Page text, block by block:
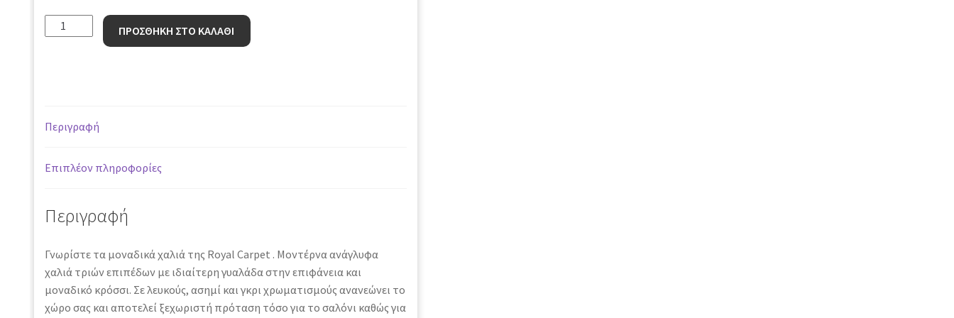
Χαλί
Broadway
230
ποσότητα
ΠΡΟΣΘΗΚΗ ΣΤΟ ΚΑΛΑΘΙ
Περιγραφή
Επιπλέον πληροφορίες
Περιγραφή
Γνωρίστε τα μοναδικά χαλιά της Royal Carpet . Μοντέρνα ανάγλυφα
χαλιά τριών επιπέδων με ιδιαίτερη γυαλάδα στην επιφάνεια και
μοναδικό κρόσσι. Σε λευκούς, ασημί και γκρι χρωματισμούς ανανεώνει το
χώρο σας και αποτελεί ξεχωριστή πρόταση τόσο για το σαλόνι καθώς για